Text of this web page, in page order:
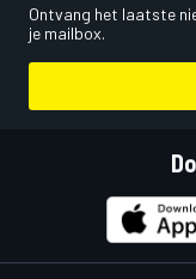
Ontvang het laatste
je mailbox.